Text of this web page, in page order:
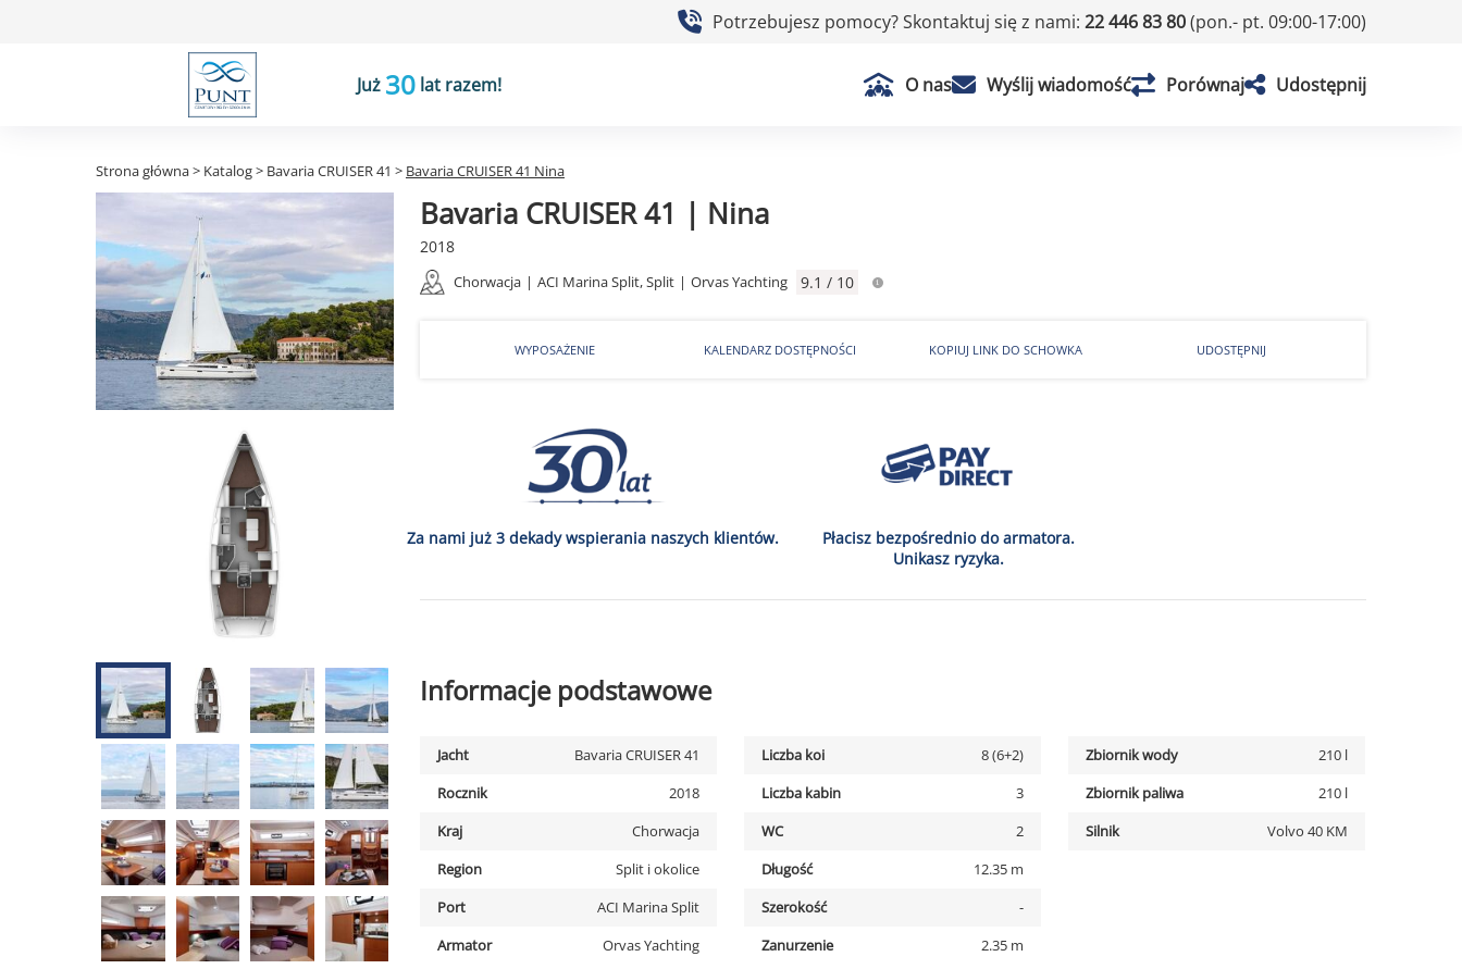
Potrzebujesz pomocy? Skontaktuj się z nami: 22 446 83 80(pon.- pt. 09:00-17:00)
Już 30 lat razem! O nas Wyślij wiadomość Porównaj Udostępnij
Strona główna> Katalog> Bavaria CRUISER 41 > Bavaria CRUISER 41 Nina
Bavaria CRUISER 41 | Nina
2018
Chorwacja | ACI Marina Split, Split | Orvas Yachting 9.1 / 10
WYPOSAŻENIE KALENDARZ DOSTĘPNOŚCI KOPIUJ LINK DO SCHOWKA UDOSTĘPNIJ
Za nami już 3 dekady wspierania naszych klientów.
Płacisz bezpośrednio do armatora.
Unikasz ryzyka.
Informacje podstawowe
Jacht
Bavaria CRUISER 41
Rocznik
2018
Kraj
Chorwacja
Region
Split i okolice
Port
ACI Marina Split
Armator
Orvas Yachting
Liczba koi
8 (6+2)
Liczba kabin
3
WC
2
Długość
12.35 m
Szerokość
-
Zanurzenie
2.35 m
Zbiornik wody
210 l
Zbiornik paliwa
210 l
Silnik
Volvo 40 KM